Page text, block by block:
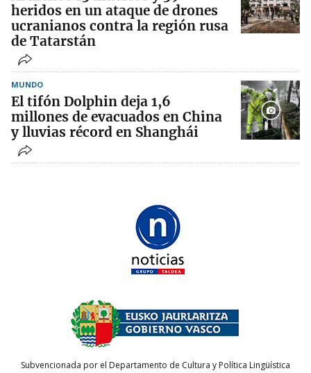
heridos en un ataque de drones
ucranianos contra la región rusa
de Tatarstán
MUNDO
El tifón Dolphin deja 1,6
millones de evacuados en China
y lluvias récord en Shanghái
Subvencionada por el Departamento de Cultura y Política Lingüística